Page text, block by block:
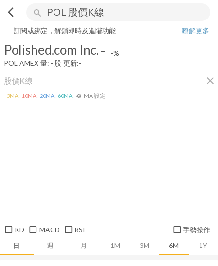
arrow_back_ios search
Polished.com Inc. --%
訂閱或綁定，解鎖即時及進階功能
瞭解更多
Polished.com Inc.- -
-%
POL AMEX 量: - 股 更新:-
股價K線 close
日 週 月 1M 3M 6M 1Y
5MA: 10MA: 20MA: 60MA: settings MA 設定
KD MACD RSI 手勢操作